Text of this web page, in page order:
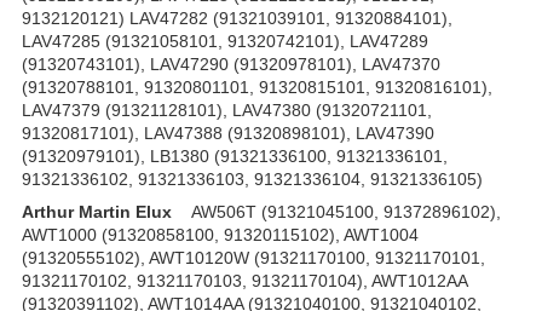
9132120121) LAV47282 (91321039101, 91320884101),
LAV47285 (91321058101, 91320742101), LAV47289
(91320743101), LAV47290 (91320978101), LAV47370
(91320788101, 91320801101, 91320815101, 91320816101),
LAV47379 (91321128101), LAV47380 (91320721101,
91320817101), LAV47388 (91320898101), LAV47390
(91320979101), LB1380 (91321336100, 91321336101,
91321336102, 91321336103, 91321336104, 91321336105)
Arthur Martin Elux AW506T (91321045100, 91372896102),
AWT1000 (91320858100, 91320115102), AWT1004
(91320555102), AWT10120W (91321170100, 91321170101,
91321170102, 91321170103, 91321170104), AWT1012AA
(91320391102), AWT1014AA (91321040100, 91321040102,